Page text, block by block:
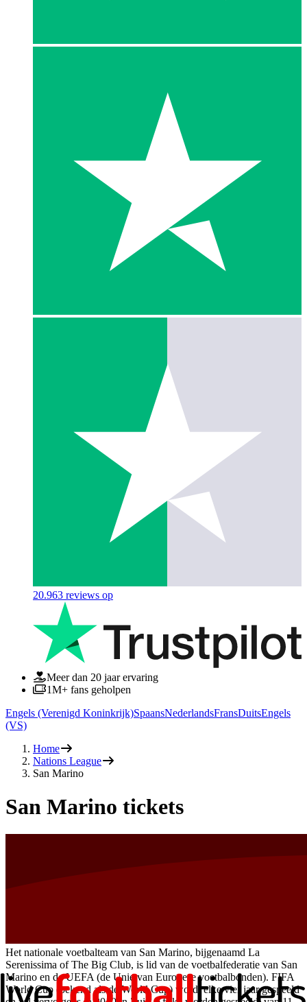
20.963 reviews op
Meer dan 20 jaar ervaring
1M+ fans geholpen
Engels (Verenigd Koninkrijk)SpaansNederlandsFransDuitsEngels
(VS)
Home
Nations League
San Marino
San Marino tickets
Het nationale voetbalteam van San Marino, bijgenaamd La
Serenissima of The Big Club, is lid van de voetbalfederatie van San
Marino en de UEFA (de Unie van Europese voetbalbonden). FIFA
World Cup (bekend als de World Cup) wordt elke vier jaar gespeeld